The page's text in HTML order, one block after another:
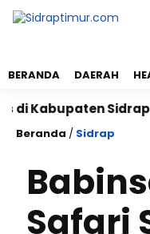
BERANDA DAERAH
Sidrap
Beranda / Sidrap
Safari